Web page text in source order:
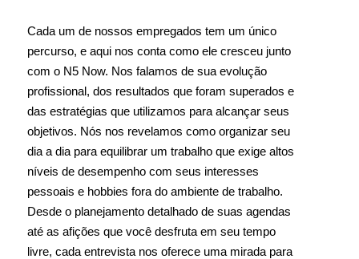
Cada um de nossos empregados tem um único
percurso, e aqui nos conta como ele cresceu junto
com o N5 Now. Nos falamos de sua evolução
profissional, dos resultados que foram superados e
das estratégias que utilizamos para alcançar seus
objetivos. Nós nos revelamos como organizar seu
dia a dia para equilibrar um trabalho que exige altos
níveis de desempenho com seus interesses
pessoais e hobbies fora do ambiente de trabalho.
Desde o planejamento detalhado de suas agendas
até as afições que você desfruta em seu tempo
livre, cada entrevista nos oferece uma mirada para